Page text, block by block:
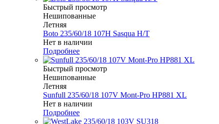
Быстрый просмотр
Нешипованные
Летняя
Boto 235/60/18 107H Sasqua H/T
Нет в наличии
Подробнее
Быстрый просмотр
Нешипованные
Летняя
Sunfull 235/60/18 107V Mont-Pro HP881 XL
Нет в наличии
Подробнее